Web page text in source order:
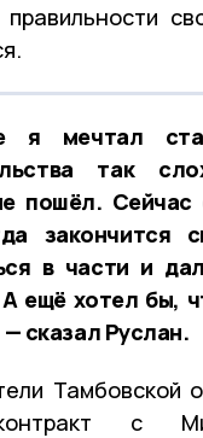
я мечтал
так
пошёл.
закончится
в части и
А ещё хотел бы,
сказал Руслан.
Тамбовской
с